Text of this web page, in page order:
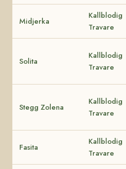
Midjerka
Kallblodig
Travare
Solita
Kallblodig
Travare
Stegg Zolena
Kallblodig
Travare
Fasita
Kallblodig
Travare